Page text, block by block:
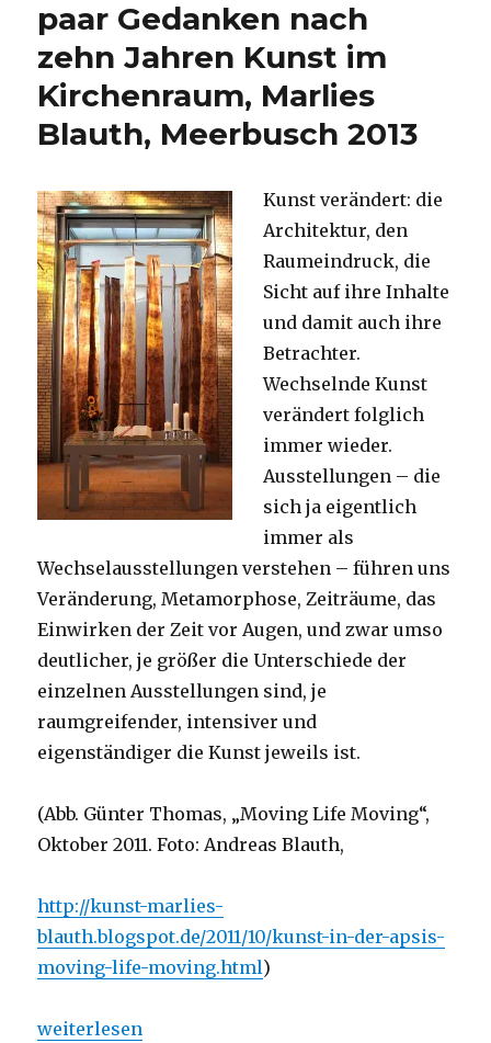
paar Gedanken nach
zehn Jahren Kunst im
Kirchenraum, Marlies
Blauth, Meerbusch 2013
Kunst verändert: die
Architektur, den
Raumeindruck, die
Sicht auf ihre Inhalte
und damit auch ihre
Betrachter.
Wechselnde Kunst
verändert folglich
immer wieder.
Ausstellungen – die
sich ja eigentlich
immer als
Wechselausstellungen verstehen – führen uns
Veränderung, Metamorphose, Zeiträume, das
Einwirken der Zeit vor Augen, und zwar umso
deutlicher, je größer die Unterschiede der
einzelnen Ausstellungen sind, je
raumgreifender, intensiver und
eigenständiger die Kunst jeweils ist.
(Abb. Günter Thomas, „Moving Life Moving“,
Oktober 2011. Foto: Andreas Blauth,
http://kunst-marlies-
blauth.blogspot.de/2011/10/kunst-in-der-apsis-
moving-life-moving.html)
„„Kunst in der Apsis“ – Ein paar Gedanken nach
weiterlesen